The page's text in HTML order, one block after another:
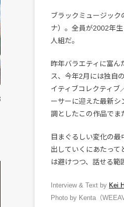
ブラックミュージッ
ナ）。全員が2002年
人組だ。
昨年バラエティに富
ス、今年2月には独自
イティブコレクティブ
ーサーに迎えた最新シ
調としたこの作品でま
目まぐるしい変化の
出していくにあたって
は避けつつ、話せる範
Interview & Text by Kei
Photo by Kenta（